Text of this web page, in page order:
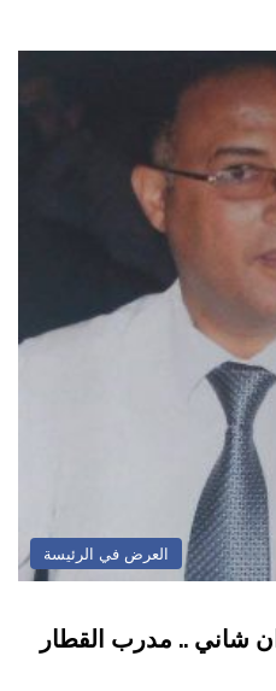
العرض في الرئيسة
شاني .. مدرب القطار